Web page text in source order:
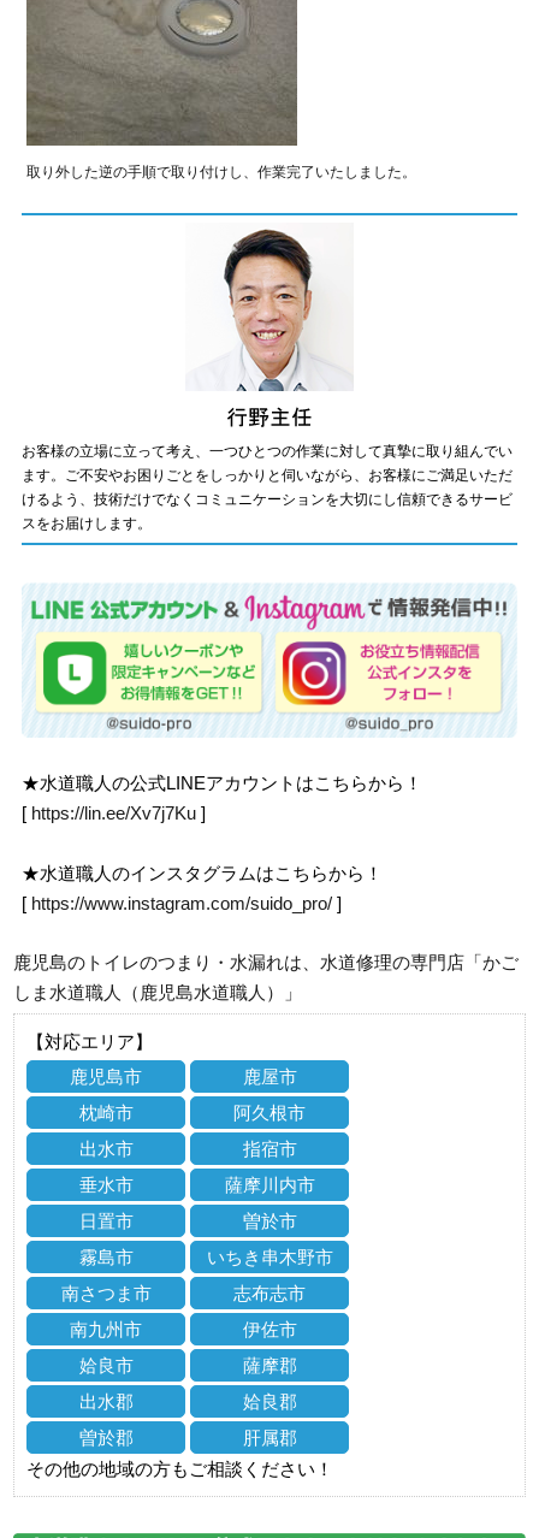
取り外した逆の手順で取り付けし、作業完了いたしました。
お客様の立場に立って考え、一つひとつの作業に対して真摯に取り組んでい
ます。ご不安やお困りごとをしっかりと伺いながら、お客様にご満足いただ
けるよう、技術だけでなくコミュニケーションを大切にし信頼できるサービ
スをお届けします。
★水道職人の公式LINEアカウントはこちらから！
[ https://lin.ee/Xv7j7Ku ]
★水道職人のインスタグラムはこちらから！
[ https://www.instagram.com/suido_pro/ ]
鹿児島のトイレのつまり・水漏れは、水道修理の専門店「かご
しま水道職人（鹿児島水道職人）」
【対応エリア】
鹿児島市
鹿屋市
枕崎市
阿久根市
出水市
指宿市
垂水市
薩摩川内市
日置市
曽於市
霧島市
いちき串木野市
南さつま市
志布志市
南九州市
伊佐市
姶良市
薩摩郡
出水郡
姶良郡
曽於郡
肝属郡
その他の地域の方もご相談ください！